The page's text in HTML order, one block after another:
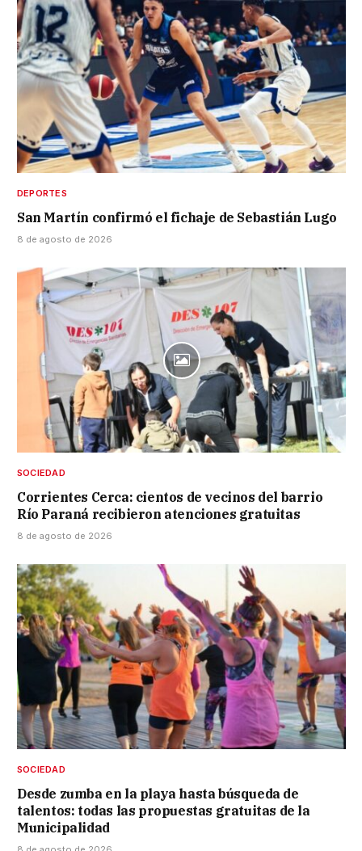
DEPORTES
San Martín confirmó el fichaje de Sebastián Lugo
8 de agosto de 2026
SOCIEDAD
Corrientes Cerca: cientos de vecinos del barrio
Río Paraná recibieron atenciones gratuitas
8 de agosto de 2026
SOCIEDAD
Desde zumba en la playa hasta búsqueda de
talentos: todas las propuestas gratuitas de la
Municipalidad